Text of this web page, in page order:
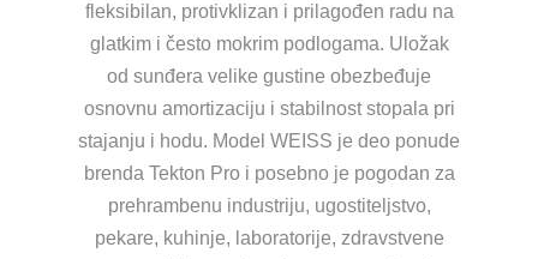
fleksibilan, protivklizan i prilagođen radu na
glatkim i često mokrim podlogama. Uložak
od sunđera velike gustine obezbeđuje
osnovnu amortizaciju i stabilnost stopala pri
stajanju i hodu. Model WEISS je deo ponude
brenda Tekton Pro i posebno je pogodan za
prehrambenu industriju, ugostiteljstvo,
pekare, kuhinje, laboratorije, zdravstvene